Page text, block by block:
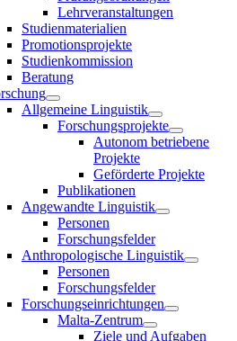
Lehrveranstaltungen
Studienmaterialien
Promotionsprojekte
Studienkommission
Beratung
Allgemeine Linguistik
Forschungsprojekte
Autonom betriebene
Projekte
Geförderte Projekte
Publikationen
Angewandte Linguistik
Personen
Forschungsfelder
Anthropologische Linguistik
Personen
Forschungsfelder
Forschungseinrichtungen
Malta-Zentrum
Ziele und Aufgaben